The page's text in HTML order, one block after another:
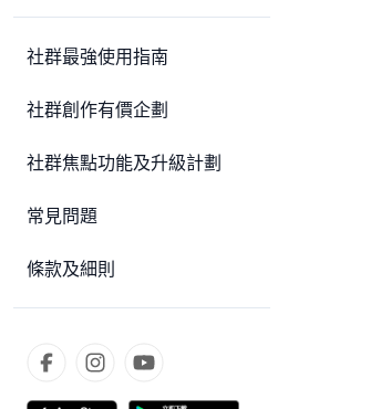
社群最強使用指南
社群創作有價企劃
社群焦點功能及升級計劃
常見問題
條款及細則